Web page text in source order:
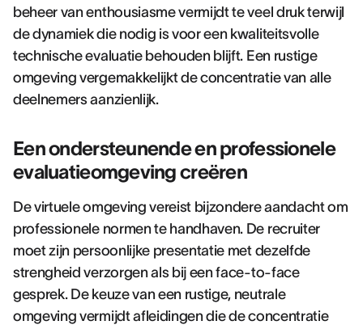
beheer van enthousiasme vermijdt te veel druk terwijl
de dynamiek die nodig is voor een kwaliteitsvolle
technische evaluatie behouden blijft. Een rustige
omgeving vergemakkelijkt de concentratie van alle
deelnemers aanzienlijk.
Een ondersteunende en professionele
evaluatieomgeving creëren
De virtuele omgeving vereist bijzondere aandacht om
professionele normen te handhaven. De recruiter
moet zijn persoonlijke presentatie met dezelfde
strengheid verzorgen als bij een face-to-face
gesprek. De keuze van een rustige, neutrale
omgeving vermijdt afleidingen die de concentratie